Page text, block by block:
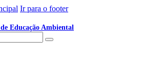
Ir para o footer
Educação Ambiental